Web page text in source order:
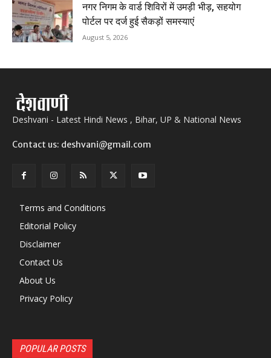
नगर निगम के वार्ड शिविरों में उमड़ी भीड़, सहयोग
पोर्टल पर दर्ज हुई सैकड़ों समस्याएं
August 5, 2026
Deshvani - Latest Hindi News , Bihar, UP & National News
Contact us: deshvani@gmail.com
Terms and Conditions
Editorial Policy
Disclaimer
Contact Us
About Us
Privacy Policy
POPULAR POSTS